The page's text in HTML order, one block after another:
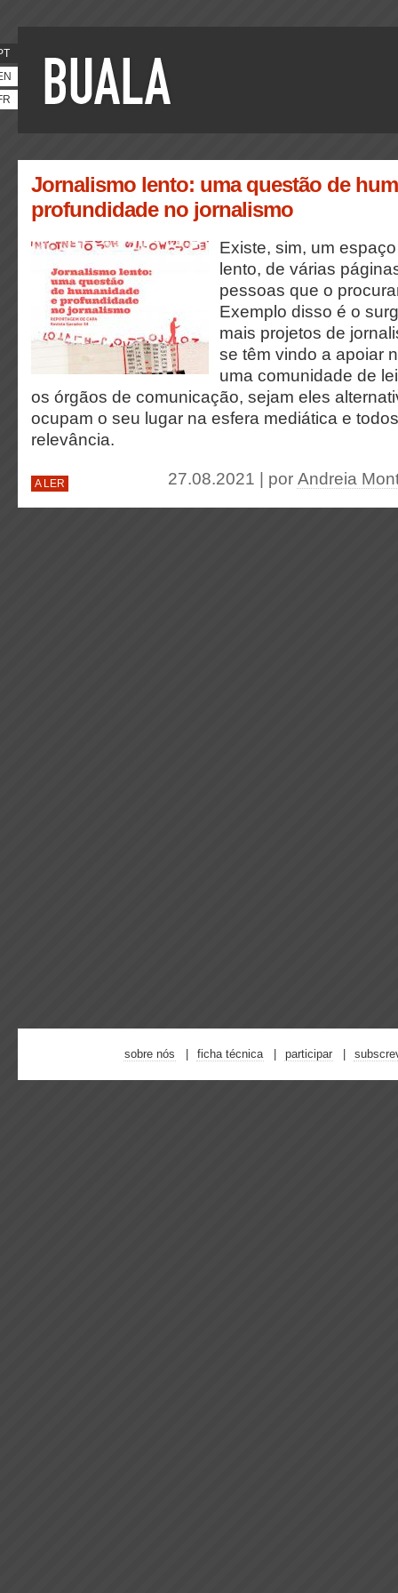
Jornalismo lento: uma questão de
profundidade no jornalismo
Existe, sim, um
lento, de várias
pessoas que o
Exemplo disso é o
mais projetos de
se têm vindo a apoiar
uma comunidade de
os órgãos de comunicação, sejam eles
ocupam o seu lugar na esfera mediática e
relevância.
A LER 27.08.2021 | por Andreia
sobre nós ficha técnica participar